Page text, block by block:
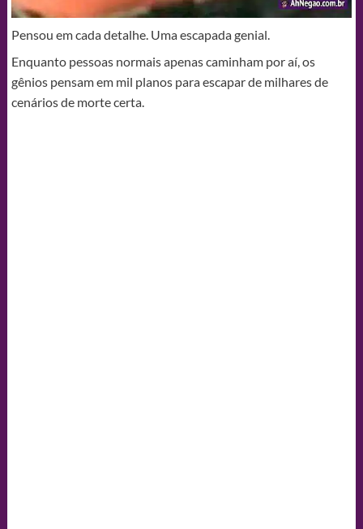
Pensou em cada detalhe. Uma escapada genial.
Enquanto pessoas normais apenas caminham por aí, os
gênios pensam em mil planos para escapar de milhares de
cenários de morte certa.